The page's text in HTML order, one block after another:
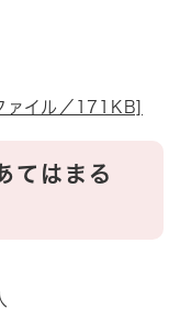
ァイル／171KB]
てはまる